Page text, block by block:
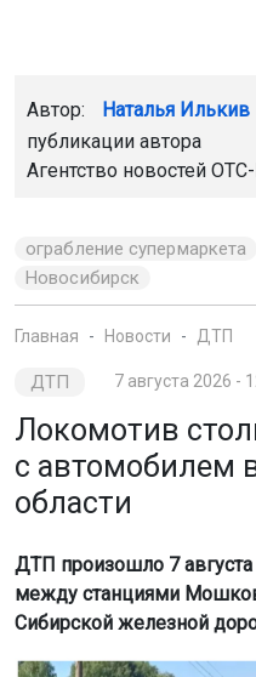
Автор: Наталья Илькив
публикации автора
Агентство новостей ОТС-
ограбление супермаркета
Новосибирск
Главная Новости ДТП
ДТП 7 августа 2026 -
Локомотив
с автомобилем
области
ДТП произошло 7
между станциями
Сибирской железной